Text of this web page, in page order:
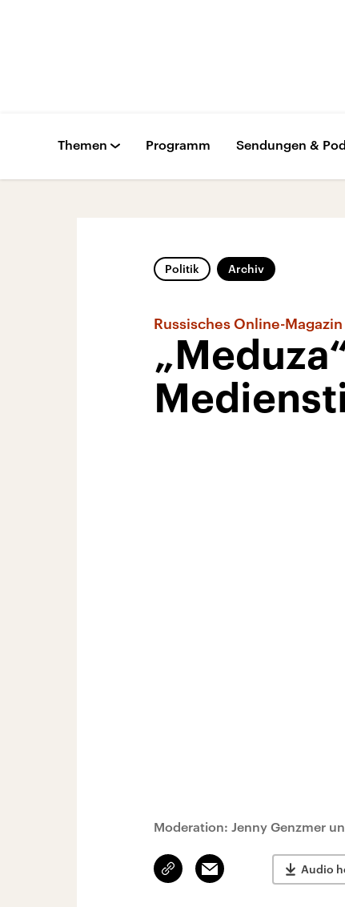
Themen Programm Sendungen &
Politik Archiv
Russisches Online-Magazin
Moderation: Jenny Genzmer
Link
kopieren/teilen
Email Audio